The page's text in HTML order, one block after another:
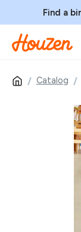
Find a
Catalog